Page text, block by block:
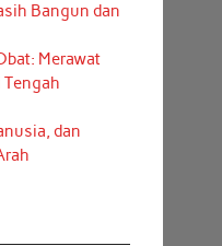
Bangun dan
Merawat
Tengah
dan